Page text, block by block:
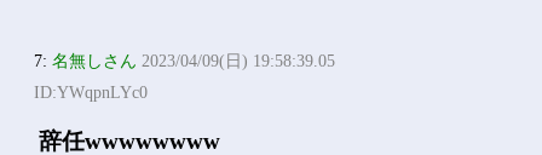
7:名無しさん 2023/04/09(日) 19:58:39.05
ID:YWqpnLYc0
辞任wwwwwwww